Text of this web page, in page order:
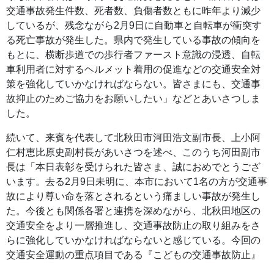
交通事故発生件数、死者数、負傷者数ともに昨年より減少
しているが、残念ながら2月9日に自動車と自転車が衝突す
る死亡事故が発生した。県内で発生している事故の傾向を
もとに、横断歩道での歩行者ファースト意識の浸透、自転
車利用者に対するヘルメット着用の促進などの交通安全対
策を強化していかなければならない。皆さまにも、交通事
故抑止のためご協力をお願いしたい」などとあいさつしま
した。
続いて、来賓を代表して北秋田市河田浩文副市長、上小阿
仁村恵比原史副村長があいさつを述べ、このうち河田副市
長は「本日表彰を受けられた皆さま、誠におめでとうござ
います。去る2月9日未明に、本市において1名の方が交通事
故により尊い命を落とされるという痛ましい事故が発生し
た。今後とも関係各署と連携を深めながら、北秋田地区の
交通安全をより一層推進し、交通事故防止の取り組みをさ
らに強化していかなければならないと感じている。今回の
交通安全運動の重点項目である『こどもの交通事故防止』